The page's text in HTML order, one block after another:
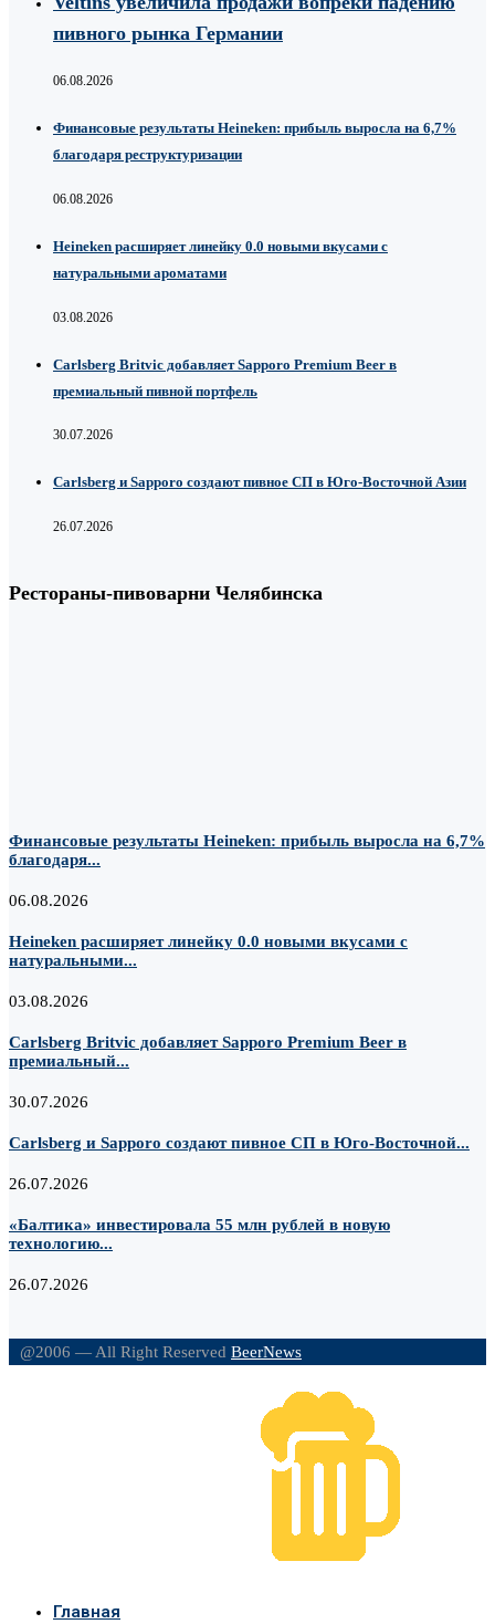
пивного рынка Германии
06.08.2026
Финансовые результаты Heineken: прибыль выросла на 6,7%
благодаря реструктуризации
06.08.2026
Heineken расширяет линейку 0.0 новыми вкусами с
натуральными ароматами
03.08.2026
Carlsberg Britvic добавляет Sapporo Premium Beer в
премиальный пивной портфель
30.07.2026
Carlsberg и Sapporo создают пивное СП в Юго-Восточной Азии
26.07.2026
Рестораны-пивоварни Челябинска
Финансовые результаты Heineken: прибыль выросла на 6,7%
благодаря...
06.08.2026
Heineken расширяет линейку 0.0 новыми вкусами с
натуральными...
03.08.2026
Carlsberg Britvic добавляет Sapporo Premium Beer в
премиальный...
30.07.2026
Carlsberg и Sapporo создают пивное СП в Юго-Восточной...
26.07.2026
«Балтика» инвестировала 55 млн рублей в новую
технологию...
26.07.2026
@2006 — All Right Reserved BeerNews
Главная